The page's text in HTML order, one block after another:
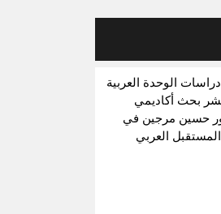
الوحدة العربية
بحث أكاديمي
حسين مرجين في
العربي